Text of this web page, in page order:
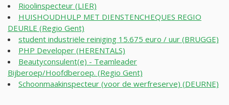
Rioolinspecteur (LIER)
HUISHOUDHULP MET DIENSTENCHEQUES REGIO
DEURLE (Regio Gent)
student industriële reiniging 15.675 euro / uur (BRUGGE)
PHP Developer (HERENTALS)
Beautyconsulent(e) - Teamleader
Bijberoep/Hoofdberoep. (Regio Gent)
Schoonmaakinspecteur (voor de werfreserve) (DEURNE)